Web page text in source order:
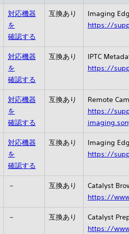
対応機器
を
確認する
互換あり
Imaging
https://
対応機器
を
確認する
互換あり
IPTC
https://
対応機器
を
確認する
互換あり
Remote
https://
対応機器
を
確認する
互換あり
Imaging
https://
－ 互換あり
Catalyst
https://
－ 互換あり
Catalyst
https://